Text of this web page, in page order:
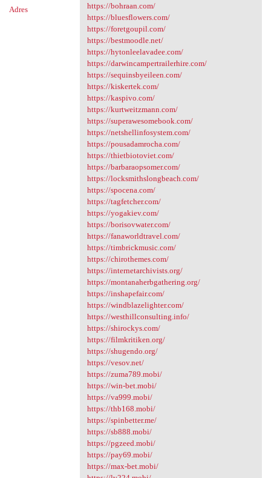
Adres
https://bohraan.com/
https://bluesflowers.com/
https://foretgoupil.com/
https://bestmoodle.net/
https://hytonleelavadee.com/
https://darwincampertrailerhire.com/
https://sequinsbyeileen.com/
https://kiskertek.com/
https://kaspivo.com/
https://kurtweitzmann.com/
https://superawesomebook.com/
https://netshellinfosystem.com/
https://pousadamrocha.com/
https://thietbiotoviet.com/
https://barbaraopsomer.com/
https://locksmithslongbeach.com/
https://spocena.com/
https://tagfetcher.com/
https://yogakiev.com/
https://borisovwater.com/
https://fanaworldtravel.com/
https://timbrickmusic.com/
https://chirothemes.com/
https://internetarchivists.org/
https://montanaherbgathering.org/
https://inshapefair.com/
https://windblazelighter.com/
https://westhillconsulting.info/
https://shirockys.com/
https://filmkritiken.org/
https://shugendo.org/
https://vesov.net/
https://zuma789.mobi/
https://win-bet.mobi/
https://va999.mobi/
https://thb168.mobi/
https://spinbetter.me/
https://sb888.mobi/
https://pgzeed.mobi/
https://pay69.mobi/
https://max-bet.mobi/